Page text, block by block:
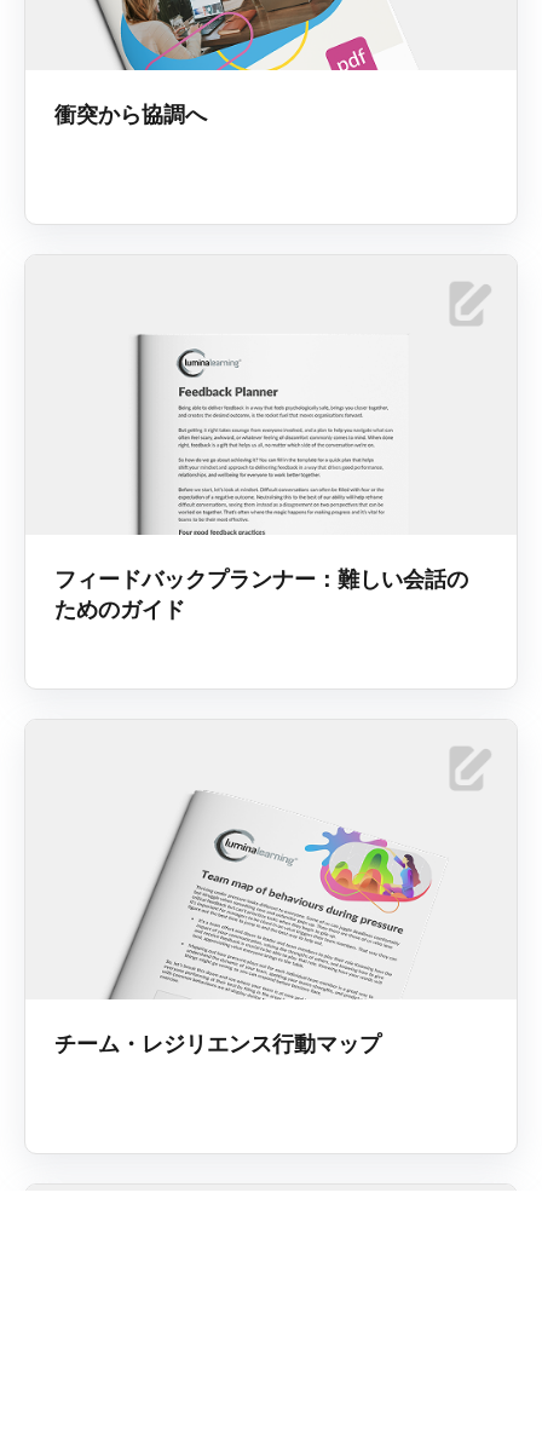
衝突から協調へ
フィードバックプランナー：難しい会話の
ためのガイド
チーム・レジリエンス行動マップ